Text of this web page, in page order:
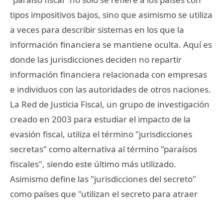
tipos impositivos bajos, sino que asimismo se utiliza
a veces para describir sistemas en los que la
información financiera se mantiene oculta. Aquí es
donde las jurisdicciones deciden no repartir
información financiera relacionada con empresas
e individuos con las autoridades de otros naciones.
La Red de Justicia Fiscal, un grupo de investigación
creado en 2003 para estudiar el impacto de la
evasión fiscal, utiliza el término "jurisdicciones
secretas" como alternativa al término "paraísos
fiscales", siendo este último más utilizado.
Asimismo define las "jurisdicciones del secreto"
como países que "utilizan el secreto para atraer